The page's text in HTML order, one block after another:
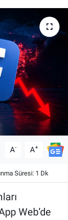
A- A+
Süresi: 1 Dk
Web’de